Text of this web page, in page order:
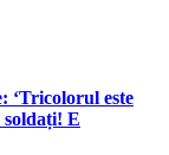
‘Tricolorul este
E